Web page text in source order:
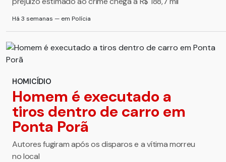
Há 3 semanas — em Polícia
HOMICÍDIO
Homem é executado a
tiros dentro de carro em
Ponta Porã
Autores fugiram após os disparos e a vítima morreu
no local